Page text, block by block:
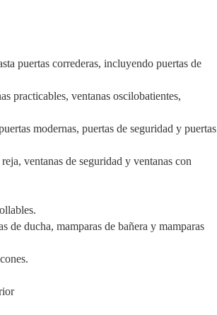
puertas correderas, incluyendo puertas de
practicables, ventanas oscilobatientes,
modernas, puertas de seguridad y puertas
ventanas de seguridad y ventanas con
de ducha, mamparas de bañera y mamparas